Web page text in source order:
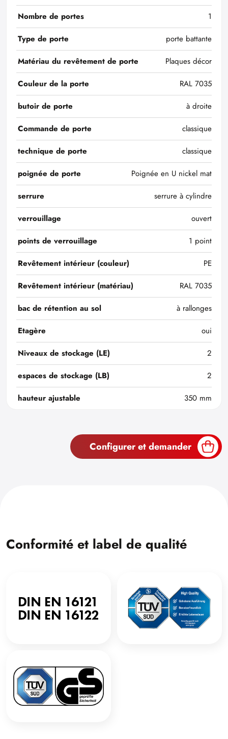
Nombre de portes
1
Type de porte
porte battante
Matériau du revêtement de porte
Plaques décor
Couleur de la porte
RAL 7035
butoir de porte
à droite
Commande de porte
classique
technique de porte
classique
poignée de porte
Poignée en U nickel mat
serrure
serrure à cylindre
verrouillage
ouvert
points de verrouillage
1 point
Revêtement intérieur (couleur)
PE
Revêtement intérieur (matériau)
RAL 7035
bac de rétention au sol
à rallonges
Etagère
oui
Niveaux de stockage (LE)
2
espaces de stockage (LB)
2
hauteur ajustable
350 mm
Configurer et demander
Conformité et label de qualité